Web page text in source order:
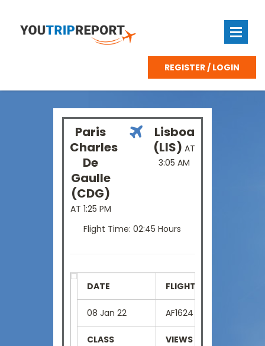
REGISTER / LOGIN
Paris
Charles
De
Gaulle
(CDG)
AT 1:25 PM
Lisboa
(LIS) AT
3:05 AM
Flight Time: 02:45 Hours
DATE FLIGHT NUMBER
08 Jan 22 AF1624
CLASS VIEWS